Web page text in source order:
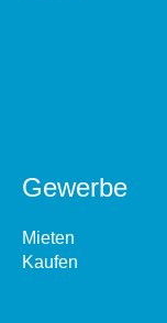
Gewerbe
Mieten
Kaufen